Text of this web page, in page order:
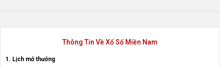
Thông Tin Về Xổ Số Miền Nam
1. Lịch mở thưởng